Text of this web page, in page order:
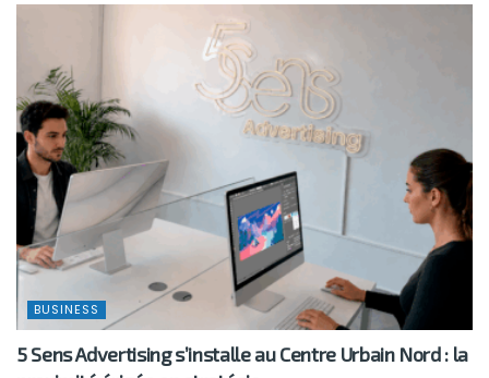
BUSINESS
5 Sens Advertising s’installe au Centre Urbain Nord : la